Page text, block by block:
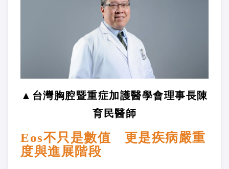
▲台灣胸腔暨重症加護醫學會理事長陳
育民醫師
Eos不只是數值 更是疾病嚴重
度與進展階段